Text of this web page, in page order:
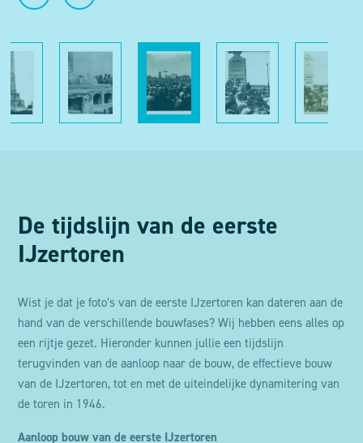
De tijdslijn van de eerste
IJzertoren
Wist je dat je foto’s van de eerste IJzertoren kan dateren aan de
hand van de verschillende bouwfases? Wij hebben eens alles op
een rijtje gezet. Hieronder kunnen jullie een tijdslijn
terugvinden van de aanloop naar de bouw, de effectieve bouw
van de IJzertoren, tot en met de uiteindelijke dynamitering van
de toren in 1946.
Aanloop bouw van de eerste IJzertoren